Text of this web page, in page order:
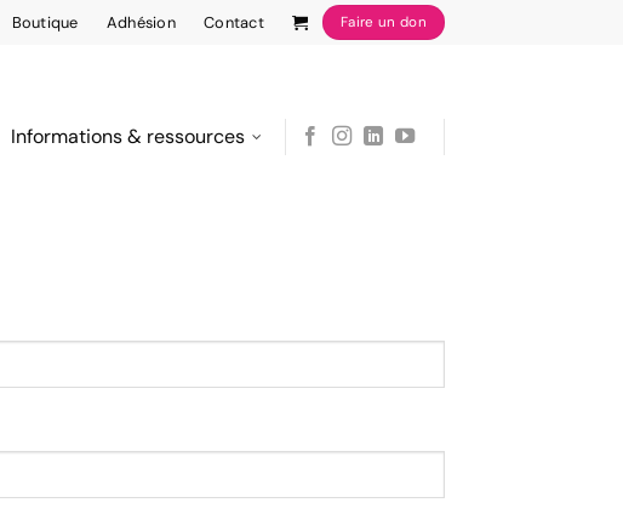
Boutique Adhésion Contact Faire un don
Informations & ressources